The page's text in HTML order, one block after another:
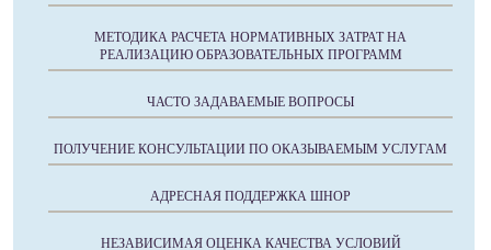
МЕТОДИКА РАСЧЕТА НОРМАТИВНЫХ ЗАТРАТ НА
РЕАЛИЗАЦИЮ ОБРАЗОВАТЕЛЬНЫХ ПРОГРАММ
ЧАСТО ЗАДАВАЕМЫЕ ВОПРОСЫ
ПОЛУЧЕНИЕ КОНСУЛЬТАЦИИ ПО ОКАЗЫВАЕМЫМ УСЛУГАМ
АДРЕСНАЯ ПОДДЕРЖКА ШНОР
НЕЗАВИСИМАЯ ОЦЕНКА КАЧЕСТВА УСЛОВИЙ